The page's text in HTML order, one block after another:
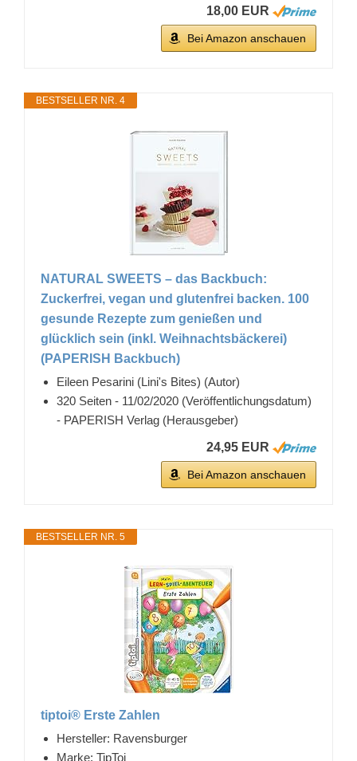
18,00 EUR
Bei Amazon anschauen
BESTSELLER NR. 4
NATURAL SWEETS – das Backbuch:
Zuckerfrei, vegan und glutenfrei backen. 100
gesunde Rezepte zum genießen und
glücklich sein (inkl. Weihnachtsbäckerei)
(PAPERISH Backbuch)
Eileen Pesarini (Lini's Bites) (Autor)
320 Seiten - 11/02/2020 (Veröffentlichungsdatum)
- PAPERISH Verlag (Herausgeber)
24,95 EUR
Bei Amazon anschauen
BESTSELLER NR. 5
tiptoi® Erste Zahlen
Hersteller: Ravensburger
Marke: TipToi